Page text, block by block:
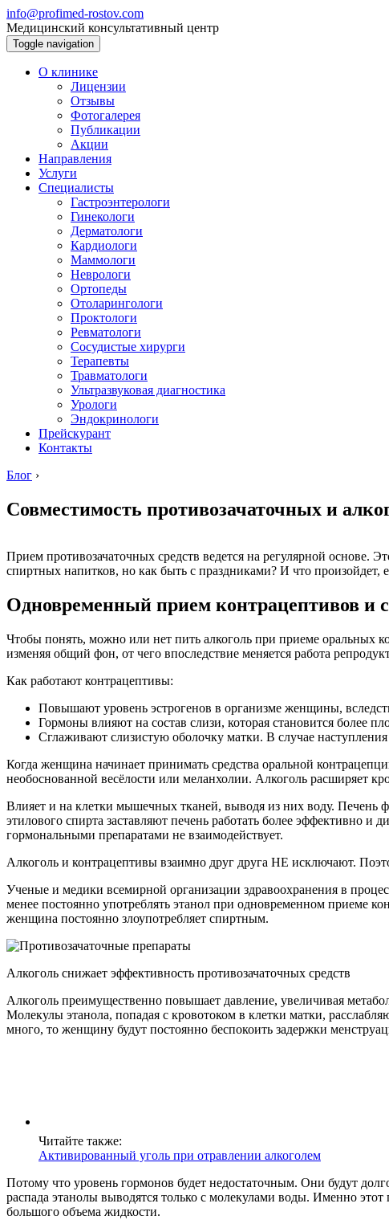
info@profimed-rostov.com
Медицинский консультативный центр
Toggle navigation
О клинике
Лицензии
Отзывы
Фотогалерея
Публикации
Акции
Направления
Услуги
Специалисты
Гастроэнтерологи
Гинекологи
Дерматологи
Кардиологи
Маммологи
Неврологи
Ортопеды
Отоларингологи
Проктологи
Ревматологи
Сосудистые хирурги
Терапевты
Травматологи
Ультразвуковая диагностика
Урологи
Эндокринологи
Прейскурант
Контакты
Блог ›
Совместимость противозачаточных и
Прием противозачаточных средств ведется на регулярной основе.
спиртных напитков, но как быть с праздниками? И что
Одновременный прием контрацептивов и
Чтобы понять, можно или нет пить алкоголь при приеме оральных
изменяя общий фон, от чего впоследствие меняется работа
Как работают контрацептивы:
Повышают уровень эстрогенов в организме женщины,
Гормоны влияют на состав слизи, которая становится более
Сглаживают слизистую оболочку матки. В случае
Когда женщина начинает принимать средства оральной
необоснованной весёлости или меланхолии. Алкоголь расширяет
Влияет и на клетки мышечных тканей, выводя из них воду. Печень
этилового спирта заставляют печень работать более эффективно
гормональными препаратами не взаимодействует.
Алкоголь и контрацептивы взаимно друг друга НЕ исключают.
Ученые и медики всемирной организации здравоохранения в
менее постоянно употреблять этанол при одновременном приеме
женщина постоянно злоупотребляет спиртным.
Алкоголь снижает эффективность противозачаточных средств
Алкоголь преимущественно повышает давление, увеличивая
Молекулы этанола, попадая с кровотоком в клетки матки,
много, то женщину будут постоянно беспокоить задержки
Читайте также:
Активированный уголь при отравлении алкоголем
Потому что уровень гормонов будет недостаточным. Они будут
распада этанолы выводятся только с молекулами воды. Именно
большого объема жидкости.